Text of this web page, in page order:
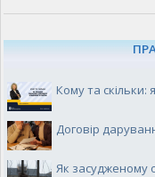
Кому та скільки:
Договір
Як засудженому